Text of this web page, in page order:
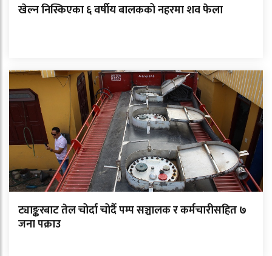
खेल्न निस्किएका ६ वर्षीय बालकको नहरमा शव फेला
ट्याङ्करबाट तेल चोर्दा चोर्दै पम्प सञ्चालक र कर्मचारीसहित ७
जना पक्राउ